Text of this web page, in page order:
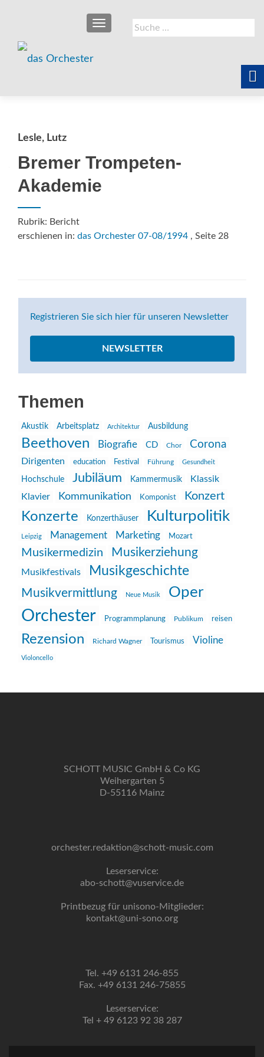
Suche
nach:
SCHALTE NAVIGATION
Lesle, Lutz
Bremer Trompeten-
Akademie
Rubrik: Bericht
erschienen in: das Orchester 07-08/1994 , Seite 28
Registrieren Sie sich hier für unseren Newsletter
NEWSLETTER
Themen
Akustik Arbeitsplatz Architektur Ausbildung
Beethoven Biografie CD Chor Corona
Dirigenten education Festival Führung Gesundheit
Hochschule Jubiläum Kammermusik
Klassik
Klavier
Kommunikation Komponist Konzert
Konzerte Konzerthäuser Kulturpolitik
Leipzig Management Marketing Mozart
Musikermedizin Musikerziehung
Musikfestivals Musikgeschichte
Musikvermittlung Neue Musik Oper
Orchester Programmplanung Publikum reisen
Rezension Richard Wagner Tourismus Violine
Violoncello
SCHOTT MUSIC GmbH & Co KG
Weihergarten 5
D-55116 Mainz
orchester.redaktion@schott-music.com
Leserservice:
abo-schott@vuservice.de
Printbezug für unisono-Mitglieder:
kontakt@uni-sono.org
Tel. +49 6131 246-855
Fax. +49 6131 246-75855
Leserservice:
Tel + 49 6123 92 38 287